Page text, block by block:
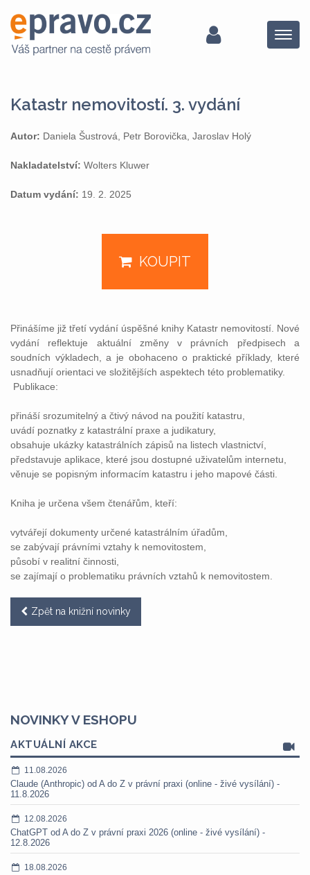
Menu
Katastr nemovitostí. 3. vydání
Autor: Daniela Šustrová, Petr Borovička, Jaroslav Holý
Nakladatelství: Wolters Kluwer
Datum vydání: 19. 2. 2025
KOUPIT
Přinášíme již třetí vydání úspěšné knihy Katastr nemovitostí. Nové
vydání reflektuje aktuální změny v právních předpisech a
soudních výkladech, a je obohaceno o praktické příklady, které
usnadňují orientaci ve složitějších aspektech této problematiky.
Publikace:
přináší srozumitelný a čtivý návod na použití katastru,
uvádí poznatky z katastrální praxe a judikatury,
obsahuje ukázky katastrálních zápisů na listech vlastnictví,
představuje aplikace, které jsou dostupné uživatelům internetu,
věnuje se popisným informacím katastru i jeho mapové části.
Kniha je určena všem čtenářům, kteří:
vytvářejí dokumenty určené katastrálním úřadům,
se zabývají právními vztahy k nemovitostem,
působí v realitní činnosti,
se zajímají o problematiku právních vztahů k nemovitostem.
Zpět na knižní novinky
NOVINKY V ESHOPU
AKTUÁLNÍ AKCE
11.08.2026
Claude (Anthropic) od A do Z v právní praxi (online - živé vysílání) -
11.8.2026
12.08.2026
ChatGPT od A do Z v právní praxi 2026 (online - živé vysílání) -
12.8.2026
18.08.2026